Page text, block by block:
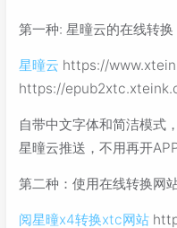
第一种: 星曈云的在线转换
星曈云 https://
https://
自带中文字体和简洁模式
星曈云推送，不用再开
第二种：使用在线转换网
阅星曈x4转换xtc网站